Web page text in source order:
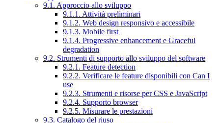
9.1. Approccio allo sviluppo
9.1.1. Attività preliminari
9.1.2. Web design responsivo e accessibile
9.1.3. Mobile first
9.1.4. Progressive enhancement e Graceful
degradation
9.2. Strumenti di supporto allo sviluppo del software
9.2.1. Feature detection
9.2.2. Verificare le feature disponibili con Can I
use
9.2.3. Strumenti e risorse per CSS e JavaScript
9.2.4. Supporto browser
9.2.5. Misurare le prestazioni
9.3. Catalogo del riuso